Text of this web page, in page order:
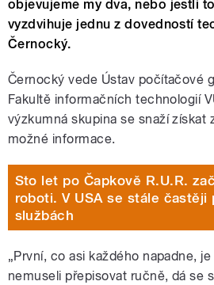
objevujeme my dva, nebo jestli
vyzdvihuje jednu z dovedností
Černocký.
Černocký vede Ústav počítačové
Fakultě informačních technologií
výzkumná skupina se snaží získat
možné informace.
Sto let po Čapkově R.U.R.
roboti. V USA se stále častěji
službách
„První, co asi každého napadne,
nemuseli přepisovat ručně, dá se